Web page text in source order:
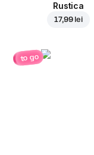
Rustica
17,99 lei
to go